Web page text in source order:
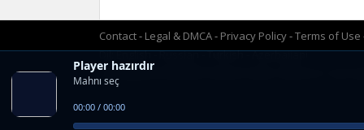
Contact Legal & DMCA Privacy Policy Terms of Use
Dil:English Russian Turkish Azerbaijani
Copyright © 2026 MP3 Dinlə & Yüklə | BLUE.AZ. Tüm
Player hazırdır
Mahnı seç
00:00 / 00:00